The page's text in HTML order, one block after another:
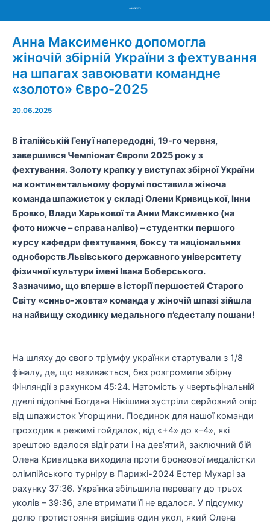
Menu
Анна Максименко допомогла
жіночій збірній України з фехтування
на шпагах завоювати командне
«золото» Євро-2025
20.06.2025
В італійській Генуї напередодні, 19-го червня,
завершився Чемпіонат Європи 2025 року з
фехтування. Золоту крапку у виступах збірної України
на континентальному форумі поставила жіноча
командашпажистоку складі Олени Кривицької, Інни
Бровко, Влади Харьковоїта Анни Максименко (на
фото нижче –справа наліво) – студентки першого
курсу кафедри фехтування, боксу та національних
одноборств Львівського державного університету
фізичної культури імені Івана Боберського.
Зазначимо, що вперше в історіїпершостей Старого
Світу «синьо-жовта» команда у жіночій шпазі зійшла
на найвищу сходинку медального п’єдесталу пошани!
На шляху до свого тріумфу українки стартували з 1/8
фіналу, де, що називається, без розгромили збірну
Фінляндії з рахунком 45:24. Натомість у чвертьфінальній
дуелі підопічні Богдана Нікішина зустріли серйозний опір
від шпажисток Угорщини. Поєдинок для нашої команди
проходив в режимі гойдалок, від «+4» до «–4», які
зрештою вдалося відіграти і на дев’ятий, заключний бій
Олена Кривицька виходила проти бронзової медалістки
олімпійського турніру в Парижі-2024 Естер Мухарі за
рахунку 37:36. Українка збільшила перевагу до трьох
уколів – 39:36, але втримати її не вдалося. У підсумку
долю протистояння вирішив один укол, який Олена